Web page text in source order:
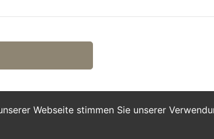
Webseite stimmen Sie unserer